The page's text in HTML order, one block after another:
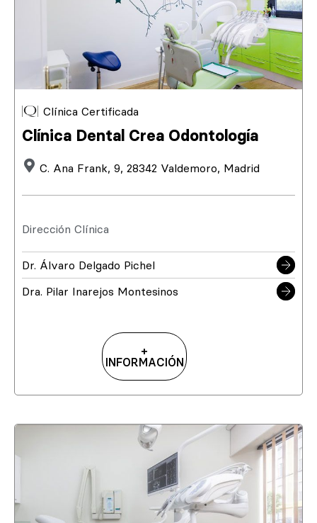
Clínica Certificada
Clínica Dental Crea Odontología
C. Ana Frank, 9, 28342 Valdemoro, Madrid
Dirección Clínica
Dr. Álvaro Delgado Pichel
Dra. Pilar Inarejos Montesinos
+
INFORMACIÓN